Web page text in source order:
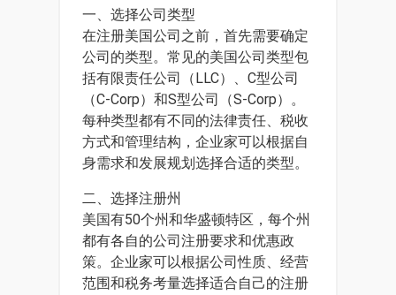
一、选择公司类型
在注册美国公司之前，首先需要确定
公司的类型。常见的美国公司类型包
括有限责任公司（LLC）、C型公司
（C-Corp）和S型公司（S-Corp）。
每种类型都有不同的法律责任、税收
方式和管理结构，企业家可以根据自
身需求和发展规划选择合适的类型。
二、选择注册州
美国有50个州和华盛顿特区，每个州
都有各自的公司注册要求和优惠政
策。企业家可以根据公司性质、经营
范围和税务考量选择适合自己的注册